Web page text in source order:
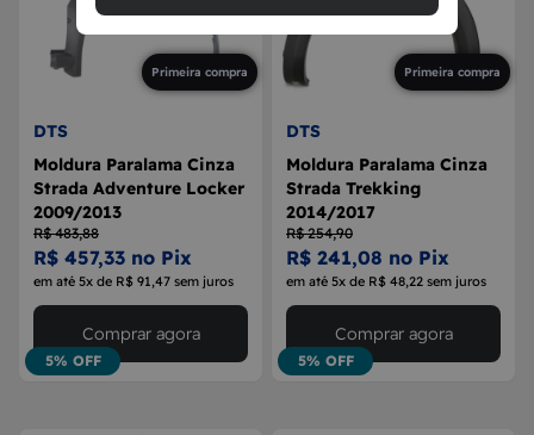
Primeira compra
DTS
Moldura Paralama Cinza
Strada Adventure Locker
2009/2013
R$ 483,88
R$ 457,33 no Pix
em até 5x de R$ 91,47 sem juros
5% OFF
Comprar agora
Primeira compra
DTS
Moldura Paralama Cinza
Strada Trekking
2014/2017
R$ 254,90
R$ 241,08 no Pix
em até 5x de R$ 48,22 sem juros
5% OFF
Comprar agora